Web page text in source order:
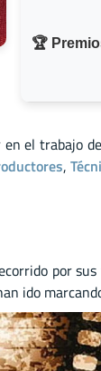
🏆
el trabajo
,
por
ido